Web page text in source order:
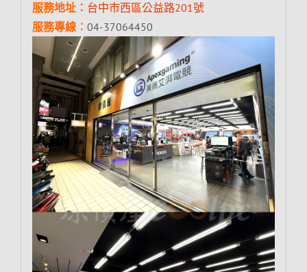
服務地址： 台中市西區公益路201號
服務專線︰ 04-37064450